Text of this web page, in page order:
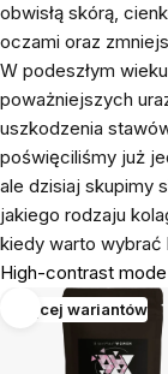
obwisłą skórą,
oczami oraz
W podeszłym
poważniejszych
uszkodzenia
poświęciliśmy już
ale dzisiaj skupimy
jakiego rodzaju
kiedy warto wybrać
High-contrast mode
Więcej wariantów